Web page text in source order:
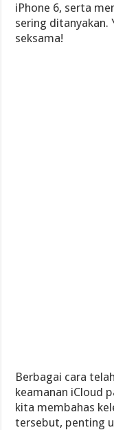
iPhone 6, serta
sering ditanyakan.
seksama!
Berbagai cara
keamanan iCloud
kita membahas
tersebut, penting